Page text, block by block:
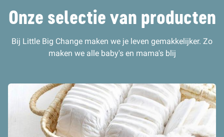
Onze selectie van producten
Bij Little Big Change maken we je leven gemakkelijker. Zo
maken we alle baby's en mama's blij